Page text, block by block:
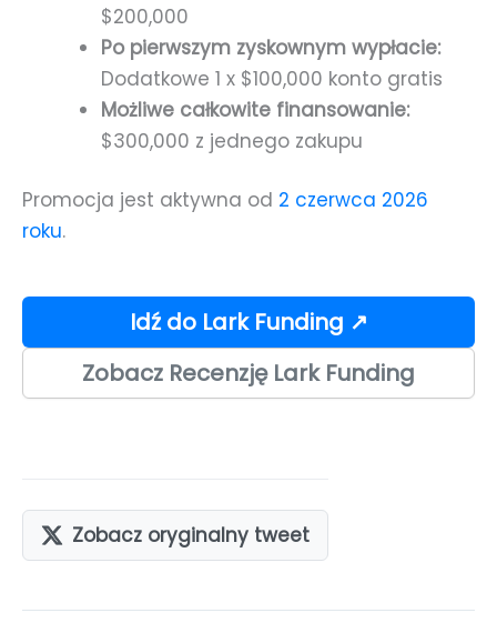
$200,000
Po pierwszym zyskownym wypłacie:
Dodatkowe 1 x $100,000 konto gratis
Możliwe całkowite finansowanie:
$300,000 z jednego zakupu
Promocja jest aktywna od 2 czerwca 2026
roku.
Idź do Lark Funding ↗
Zobacz Recenzję Lark Funding
Zobacz oryginalny tweet